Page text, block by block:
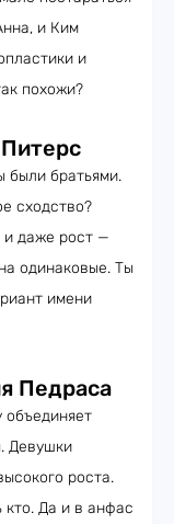
и Ким
и
похожи?
были братьями.
сходство?
и даже рост —
одинаковые. Ты
имени
Педраса
объединяет
Девушки
роста.
кто. Да и в анфас